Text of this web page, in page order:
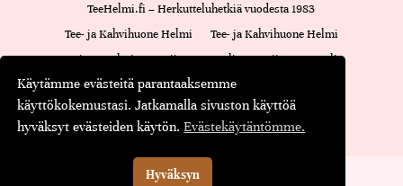
TeeHelmi.fi – Herkutteluhetkiä vuodesta 1983
Tee- ja Kahvihuone Helmi
Tee- ja Kahvihuone Helmi
Cajsan Helmi
Loviisan Kappeli
Loviisan Kappeli
Oiva-raportti
Cajsan Helmi
Maustamaton tee
Maustettu tee Musta tee
English
Käytämme evästeitä parantaaksemme
käyttökokemustasi. Jatkamalla sivuston käyttöä
hyväksyt evästeiden käytön.Evästekäytäntömme.
Hyväksyn